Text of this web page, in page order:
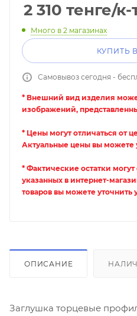
2 310 тенге/к-
Много в 2 магазинах
КУПИТЬ
Самовывоз сегодня -
* Внешний вид изделия
изображений,
* Цены могут отличаться от
Актуальные цены вы можете
* Фактические остатки могут
указанных в интернет-
товаров вы можете уточнить
ОПИСАНИЕ
Заглушка торцевые